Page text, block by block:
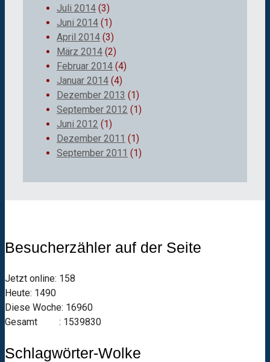
Juli 2014 (3)
Juni 2014 (1)
April 2014 (3)
März 2014 (2)
Februar 2014 (4)
Januar 2014 (4)
Dezember 2013 (1)
September 2012 (1)
Juni 2012 (1)
Dezember 2011 (1)
September 2011 (1)
Besucherzähler auf der Seite
Jetzt online: 158
Heute: 1490
Diese Woche: 16960
Gesamt : 1539830
Schlagwörter-Wolke